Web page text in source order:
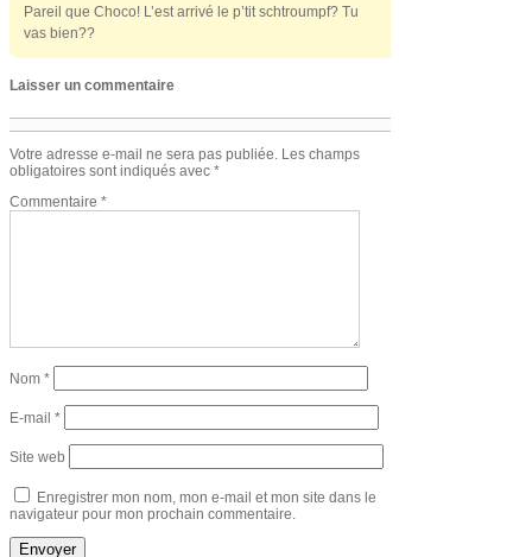
Pareil que Choco! L’est arrivé le p’tit schtroumpf? Tu
vas bien??
Laisser un commentaire
Votre adresse e-mail ne sera pas publiée. Les champs
obligatoires sont indiqués avec *
Commentaire *
Nom *
E-mail *
Site web
Enregistrer mon nom, mon e-mail et mon site dans le
navigateur pour mon prochain commentaire.